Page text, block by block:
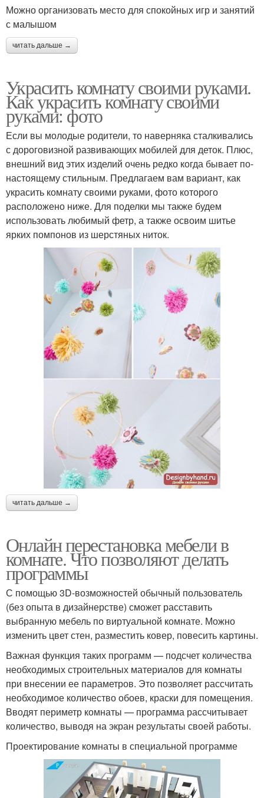
Можно организовать место для спокойных игр и занятий
с малышом
читать дальше →
Украсить комнату своими руками.
Как украсить комнату своими
руками: фото
Если вы молодые родители, то наверняка сталкивались
с дороговизной развивающих мобилей для деток. Плюс,
внешний вид этих изделий очень редко когда бывает по-
настоящему стильным. Предлагаем вам вариант, как
украсить комнату своими руками, фото которого
расположено ниже. Для поделки мы также будем
использовать любимый фетр, а также освоим шитье
ярких помпонов из шерстяных ниток.
читать дальше →
Онлайн перестановка мебели в
комнате. Что позволяют делать
программы
С помощью 3D-возможностей обычный пользователь
(без опыта в дизайнерстве) сможет расставить
выбранную мебель по виртуальной комнате. Можно
изменить цвет стен, разместить ковер, повесить картины.
Важная функция таких программ — подсчет количества
необходимых строительных материалов для комнаты
при внесении ее параметров. Это позволяет рассчитать
необходимое количество обоев, краски для помещения.
Вводят периметр комнаты — программа рассчитывает
количество, выводя на экран результаты своей работы.
Проектирование комнаты в специальной программе